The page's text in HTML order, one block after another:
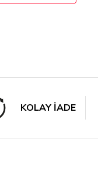
KOLAY İADE